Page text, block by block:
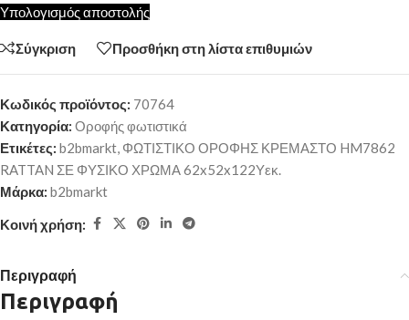
Υπολογισμός αποστολής
Σύγκριση Προσθήκη στη λίστα επιθυμιών
Κωδικός προϊόντος: 70764
Κατηγορία: Οροφής φωτιστικά
Ετικέτες: b2bmarkt, ΦΩΤΙΣΤΙΚΟ ΟΡΟΦΗΣ ΚΡΕΜΑΣΤΟ HM7862
RATTAN ΣΕ ΦΥΣΙΚΟ ΧΡΩΜΑ 62x52x122Υεκ.
Μάρκα: b2bmarkt
Κοινή χρήση:
Περιγραφή
Περιγραφή